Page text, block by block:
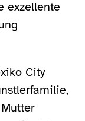
exzellente
City